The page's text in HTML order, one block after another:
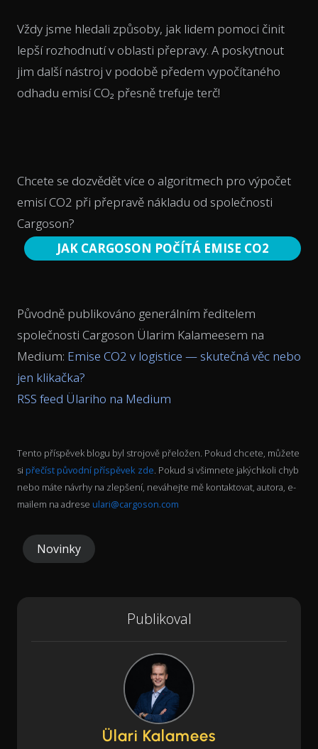
Vždy jsme hledali způsoby, jak lidem pomoci činit
lepší rozhodnutí v oblasti přepravy. A poskytnout
jim další nástroj v podobě předem vypočítaného
odhadu emisí CO₂ přesně trefuje terč!
Chcete se dozvědět více o algoritmech pro výpočet
emisí CO2 při přepravě nákladu od společnosti
Cargoson?
JAK CARGOSON POČÍTÁ EMISE CO2
Původně publikováno generálním ředitelem
společnosti Cargoson Ülarim Kalameesem na
Medium: Emise CO2 v logistice — skutečná věc nebo
jen klikačka?
RSS feed Ülariho na Medium
Tento příspěvek blogu byl strojově přeložen. Pokud chcete, můžete
si přečíst původní příspěvek zde. Pokud si všimnete jakýchkoli chyb
nebo máte návrhy na zlepšení, neváhejte mě kontaktovat, autora, e-
mailem na adrese ulari@cargoson.com
Novinky
Publikoval
Ülari Kalamees